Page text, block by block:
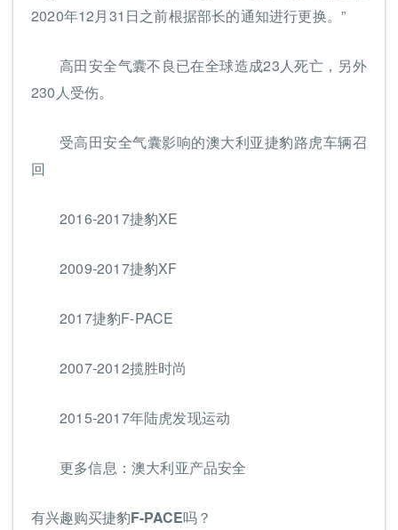
2020年12月31日之前根据部长的通知进行更换。”
高田安全气囊不良已在全球造成23人死亡，另外
230人受伤。
受高田安全气囊影响的澳大利亚捷豹路虎车辆召
回
2016-2017捷豹XE
2009-2017捷豹XF
2017捷豹F-PACE
2007-2012揽胜时尚
2015-2017年陆虎发现运动
更多信息：澳大利亚产品安全
有兴趣购买捷豹F-PACE吗？